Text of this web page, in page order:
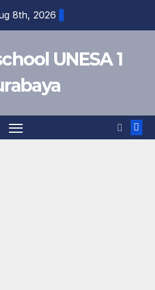
8th, 2026
UNESA 1